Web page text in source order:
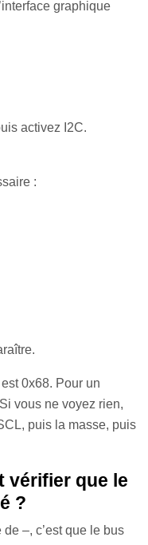
graphique
activez I2C.
:
0x68. Pour un
vous ne voyez rien,
puis la masse, puis
vérifier que le
?
–, c’est que le bus